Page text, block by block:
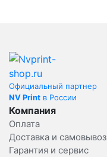
Официальный партнер
NV Print в России
Компания
Оплата
Доставка и самовывоз
Гарантия и сервис